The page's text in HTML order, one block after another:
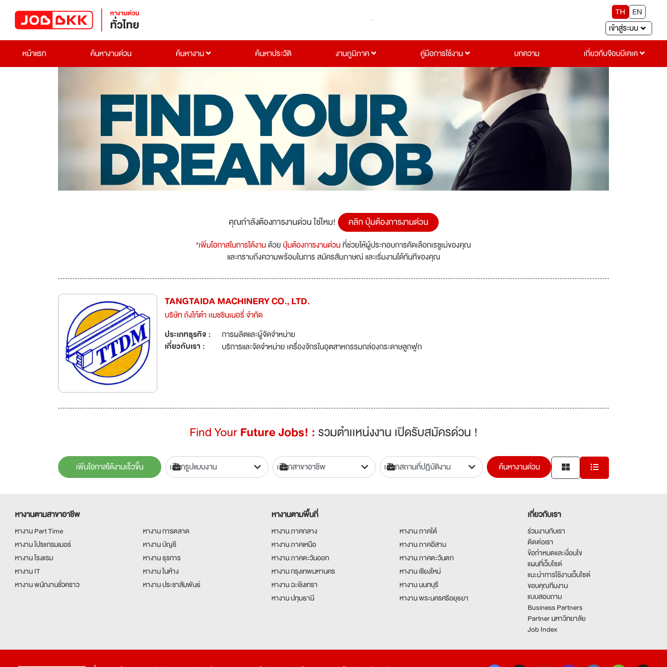
TH
EN
เข้าสู่ระบบ
หน้าแรก
ค้นหางานด่วน ค้นหางาน ค้นหาประวัติ งานภูมิภาค คู่มือการใช้งาน บทความ เกี่ยวกับจ๊อบบีเคเค
คุณกำลังต้องการงานด่วน ใช่ไหม! คลิก ปุ่มต้องการงานด่วน
*เพิ่มโอกาสในการได้งานด้วยปุ่มต้องการงานด่วนที่ช่วยให้ผู้ประกอบการคัดเลือกเรซูเม่ของคุณ
และทราบถึงความพร้อมในการ สมัครสัมภาษณ์ และเริ่มงานได้ทันทีของคุณ
TANGTAIDA MACHINERY CO., LTD.
บริษัท ถังไท้ต๋า เเมชชินเนอรี่ จำกัด
ประเภทธุรกิจ :
การผลิตและผู้จัดจำหน่าย
เกี่ยวกับเรา :
บริการและจัดจำหน่าย เครื่องจักรในอุตสาหกรรมกล่องกระดาษลูกฟูก
Find YourFuture Jobs! :รวมตำเเหน่งงาน เปิดรับสมัครด่วน !
เพิ่มโอกาสได้งานเร็วขึ้น ค้นหางานด่วน
หางานตามสาขาอาชีพ
หางาน Part Time
หางาน การตลาด
หางาน โปรแกรมเมอร์
หางาน บัญชี
หางาน โรงแรม
หางาน ธุรการ
หางาน IT
หางาน ในห้าง
หางาน พนักงานชั่วคราว
หางาน ประชาสัมพันธ์
หางานตามพื้นที่
หางาน ภาคกลาง
หางาน ภาคใต้
หางาน ภาคเหนือ
หางาน ภาคอีสาน
หางาน ภาคตะวันออก
หางาน ภาคตะวันตก
หางาน กรุงเทพมหานคร
หางาน เชียงใหม่
หางาน ฉะเชิงเทรา
หางาน นนทบุรี
หางาน ปทุมธานี
หางาน พระนครศรีอยุธยา
เกี่ยวกับเรา
ร่วมงานกับเรา
ติดต่อเรา
ข้อกำหนดและเงื่อนไข
แผนที่เว็บไซต์
แนะนำการใช้งานเว็บไซต์
ขอบคุณทีมงาน
แบบสอบถาม
Business Partners
Partner มหาวิทยาลัย
Job Index